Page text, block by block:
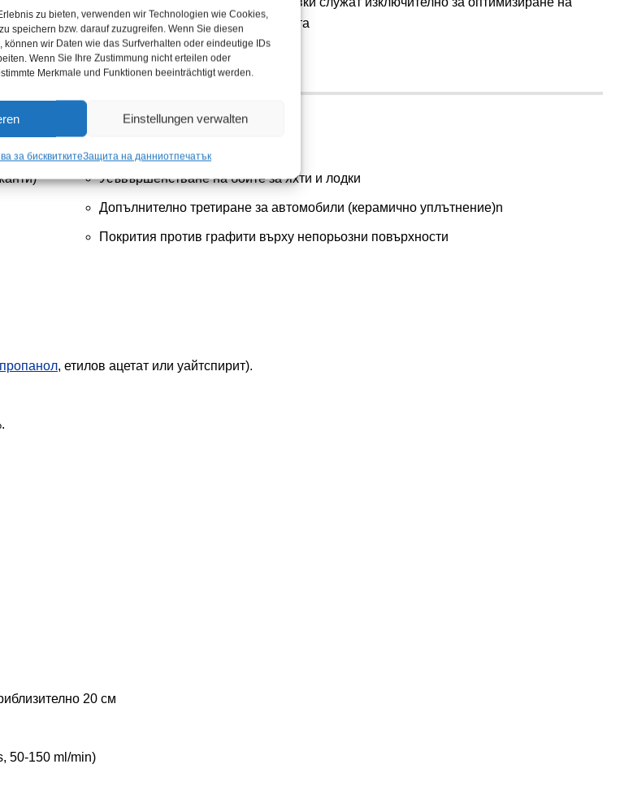
zu bieten, verwenden wir Technologien wie Cookies,
speichern bzw. darauf zuzugreifen. Wenn Sie diesen
können wir Daten wie das Surfverhalten oder eindeutige IDs
Wenn Sie Ihre Zustimmung nicht erteilen oder
Merkmale und Funktionen beeinträchtigt werden.
Einstellungen verwalten
за бисквиткитеЗащита на данниотпечатък
активни
отблъскването на замърсяванията
Усъвършенстване на боите за яхти и лодки
Допълнително третиране за автомобили (керамично уплътнение)n
Покрития против графити върху непорьозни повърхности
, етилов ацетат или уайтспирит).
20 см
50-150 ml/min)